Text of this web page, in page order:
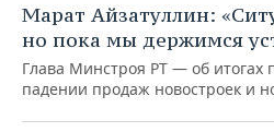
Марат Айзатуллин:
но пока мы держимся
Глава Минстроя РТ — об итогах
падении продаж новостроек и